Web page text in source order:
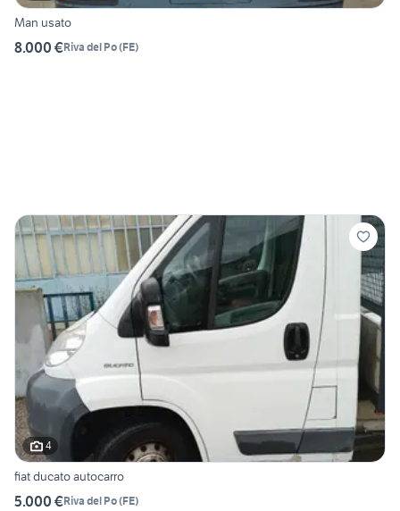
Man usato
8.000 €Riva del Po(FE)
4
fiat ducato autocarro
5.000 €Riva del Po(FE)